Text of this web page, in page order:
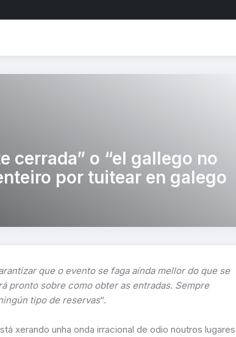
cerrada” o “el gallego no
por tuitear en galego
que o evento se faga aínda mellor do que se
pronto sobre como obter as entradas. Sempre
tipo de reservas“.
xerando unha onda irracional de odio noutros lugares